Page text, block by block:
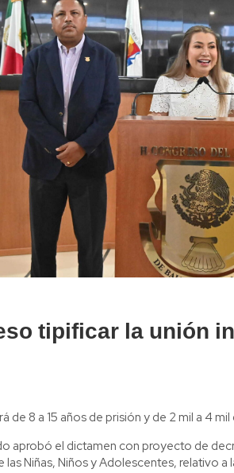
tipificar la unión
a 15 años de prisión y de 2 mil a 4 mil
aprobó el dictamen con proyecto de
Niñas, Niños y Adolescentes, relativo a